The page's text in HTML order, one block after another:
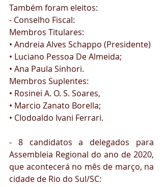
Também foram eleitos:
- Conselho Fiscal:
Membros Titulares:
• Andreia Alves Schappo (Presidente)
• Luciano Pessoa De Almeida;
• Ana Paula Sinhori.
Membros Suplentes:
• Rosinei A. O. S. Soares,
• Marcio Zanato Borella;
• Clodoaldo Ivani Ferrari.
- 8 candidatos a delegados para
Assembleia Regional do ano de 2020,
que acontecerá no mês de março, na
cidade de Rio do Sul/SC: